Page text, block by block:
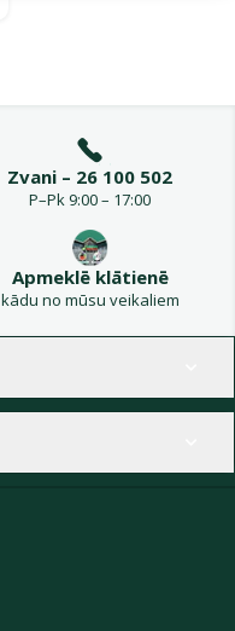
Zvani – 26 100 502
P–Pk 9:00 – 17:00
Apmeklē klātienē
kādu no mūsu veikaliem